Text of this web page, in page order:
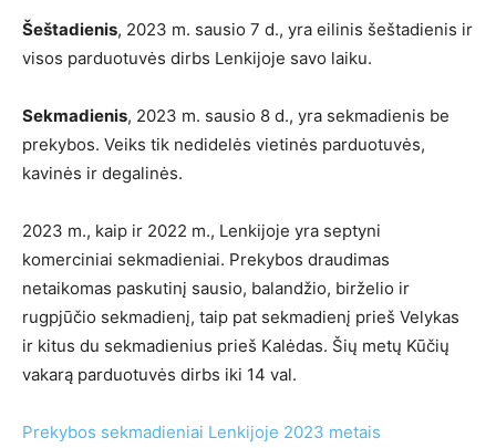
Šeštadienis, 2023 m. sausio 7 d., yra eilinis šeštadienis ir
visos parduotuvės dirbs Lenkijoje savo laiku.
Sekmadienis, 2023 m. sausio 8 d., yra sekmadienis be
prekybos. Veiks tik nedidelės vietinės parduotuvės,
kavinės ir degalinės.
2023 m., kaip ir 2022 m., Lenkijoje yra septyni
komerciniai sekmadieniai. Prekybos draudimas
netaikomas paskutinį sausio, balandžio, birželio ir
rugpjūčio sekmadienį, taip pat sekmadienį prieš Velykas
ir kitus du sekmadienius prieš Kalėdas. Šių metų Kūčių
vakarą parduotuvės dirbs iki 14 val.
Prekybos sekmadieniai Lenkijoje 2023 metais